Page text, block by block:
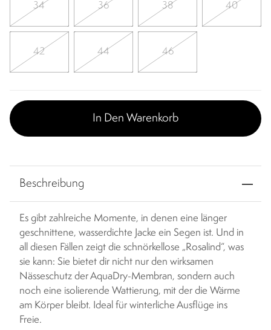
34 36 38 40
42 44 46
In Den Warenkorb
Beschreibung
Es gibt zahlreiche Momente, in denen eine länger
geschnittene, wasserdichte Jacke ein Segen ist. Und in
all diesen Fällen zeigt die schnörkellose „Rosalind“, was
sie kann: Sie bietet dir nicht nur den wirksamen
Nässeschutz der AquaDry-Membran, sondern auch
noch eine isolierende Wattierung, mit der die Wärme
am Körper bleibt. Ideal für winterliche Ausflüge ins
Freie.